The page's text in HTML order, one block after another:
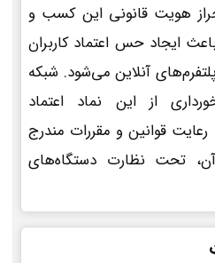
هویت قانونی این کسب و
ایجاد حس اعتماد کاربران
آنلاین می‌شود. شبکه
از این نماد اعتماد
رعایت قوانین و مقررات مندرج
تحت نظارت دستگاه‌های